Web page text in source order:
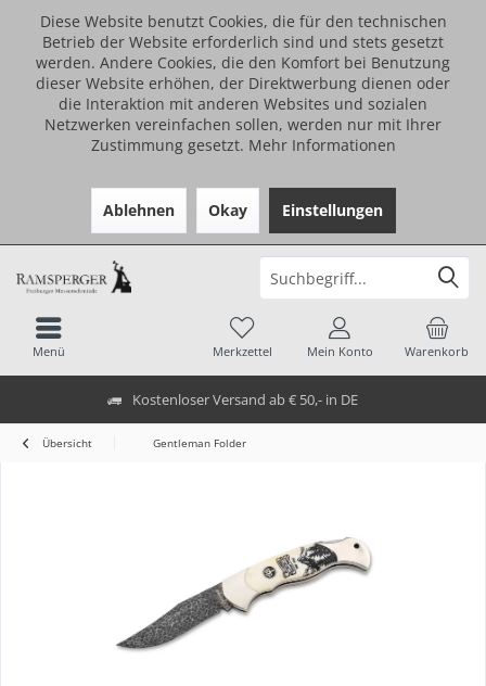
Diese Website benutzt Cookies, die für den technischen
Betrieb der Website erforderlich sind und stets gesetzt
werden. Andere Cookies, die den Komfort bei Benutzung
dieser Website erhöhen, der Direktwerbung dienen oder
die Interaktion mit anderen Websites und sozialen
Netzwerken vereinfachen sollen, werden nur mit Ihrer
Zustimmung gesetzt. Mehr Informationen
Ablehnen Okay Einstellungen
Kostenloser Versand ab € 50,- in DE
Warenkorb
Merkzettel Mein Konto
Menü
Übersicht Gentleman Folder